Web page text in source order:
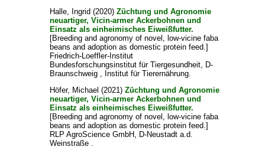
Halle, Ingrid (2020) Züchtung und Agronomie
neuartiger, Vicin-armer Ackerbohnen und
Einsatz als einheimisches Eiweißfutter.
[Breeding and agronomy of novel, low-vicine faba
beans and adoption as domestic protein feed.]
Friedrich-Loeffler-Institut
Bundesforschungsinstitut für Tiergesundheit, D-
Braunschweig , Institut für Tierernährung.
Höfer, Michael (2021) Züchtung und Agronomie
neuartiger, Vicin-armer Ackerbohnen und
Einsatz als einheimisches Eiweißfutter.
[Breeding and agronomy of novel, low-vicine faba
beans and adoption as domestic protein feed.]
RLP AgroScience GmbH, D-Neustadt a.d.
Weinstraße .